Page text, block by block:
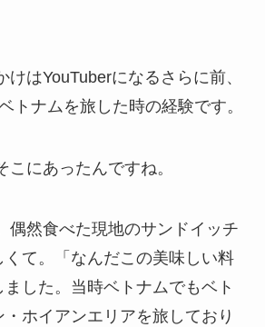
けはYouTuberになるさらに前、
トナムを旅した時の経験です。
こにあったんですね。
偶然食べた現地のサンドイッチ
くて。「なんだこの美味しい料
した。当時ベトナムでもベト
ホイアンエリアを旅しており